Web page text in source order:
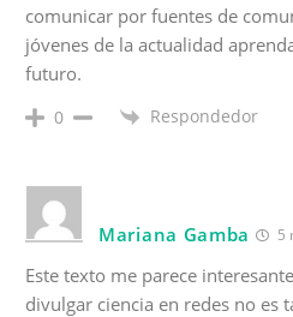
comunicar por fuentes de
jóvenes de la actualidad
futuro.
0 Respondedor
Mariana Gamba 5
Este texto me parece
divulgar ciencia en redes no es